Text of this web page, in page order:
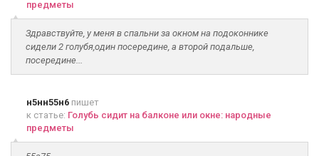
предметы
Здравствуйте, у меня в спальни за окном на подоконнике
сидели 2 голубя,один посередине, а второй подальше,
посередине...
н5нн55н6 пишет
к статье: Голубь сидит на балконе или окне: народные
предметы